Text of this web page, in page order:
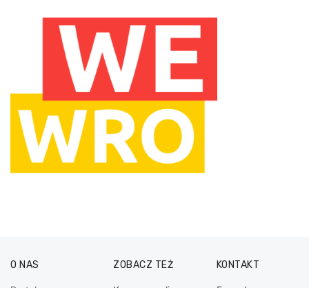
O NAS ZOBACZ TEŻ KONTAKT